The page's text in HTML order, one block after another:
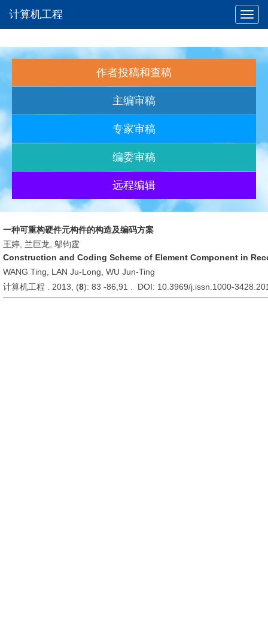
计算机工程
作者投稿和查稿
主编审稿
专家审稿
编委审稿
远程编辑
一种可重构硬件元构件的构造及编码方案
王婷, 兰巨龙, 邬钧霆
Construction and Coding Scheme of Element Component in
WANG Ting, LAN Ju-Long, WU Jun-Ting
计算机工程 . 2013, (8): 83 -86,91 . DOI: 10.3969/j.issn.1000-